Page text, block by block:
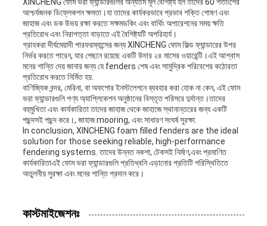
XINCHENG ফোম ভরা ফ্যান্ডারগুলির অন্যতম মূল বৈশিষ্ট্য হল তাদের 60 শতাংশের
আশ্চর্যজনক ডিফ্লেকশন ক্ষমতা।যা তাদের কার্যকরভাবে প্রভাব শক্তি শোষণ এবং
জাহাজ এবং ডক উভয় রক্ষা করতে সক্ষমডকিং এবং বার্থিং অপারেশনের সময় ক্ষতি
প্রতিরোধ এবং নিরাপত্তা বাড়াতে এই বৈশিষ্ট্যটি অপরিহার্য।
গ্রাহকরা দীর্ঘমেয়াদী পারফরম্যান্সের জন্য XINCHENG ফোম ফিল্ড ফ্যান্ডারের উপর
নির্ভর করতে পারেন, যার পেছনে রয়েছে একটি উদার ২৪ মাসের ওয়ারেন্টি।এই আশ্বাস
মনের শান্তি দেয় জানার জন্য যে fenders শেষ এবং সামুদ্রিক পরিবেশের কঠোরতা
প্রতিরোধ করতে নির্মিত হয়.
বাণিজ্যিক বন্দর, মেরিনা, বা অফশোর ইনস্টলেশনে ব্যবহার করা হোক না কেন, এই ফোম
ভরা ফ্যান্ডারগুলি পণ্য অ্যাপ্লিকেশন অনুষ্ঠানের বিস্তৃত পরিসরে দুর্দান্ত।তাদের
বহুমুখিতা এবং কার্যকারিতা তাদের জাহাজ থেকে জাহাজে স্থানান্তরের জন্য একটি
পছন্দসই পছন্দ করে।, জাহাজ mooring, এবং সাধারণ সংঘর্ষ সুরক্ষা.
In conclusion, XINCHENG foam filled fenders are the ideal
solution for those seeking reliable, high-performance
fendering systems. তাদের উন্নত নকশা, টেকসই নির্মাণ,এবং প্রমাণিত
কার্যকারিতাএই ফোম ভরা ফ্যান্ডারগুলি প্রতিধ্বনি এড়ানোর প্রতিটি পরিস্থিতিতে
অতুলনীয় সুরক্ষা এবং মনের শান্তি প্রদান করে।
কাস্টমাইজেশনঃ